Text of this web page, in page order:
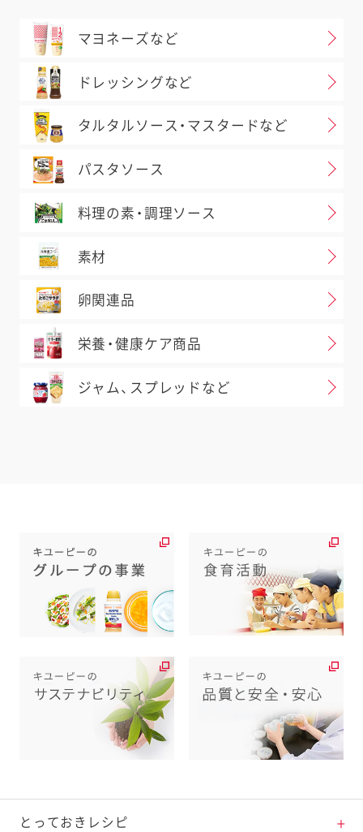
マヨネーズなど
ドレッシングなど
タルタルソース・マスタードなど
パスタソース
料理の素・調理ソース
素材
卵関連品
栄養・健康ケア商品
ジャム、スプレッドなど
とっておきレシピ